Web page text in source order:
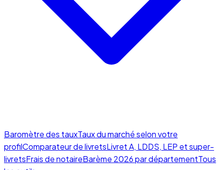
Baromètre des tauxTaux du marché selon votre
profilComparateur de livretsLivret A, LDDS, LEP et super-
livretsFrais de notaireBarème 2026 par départementTous